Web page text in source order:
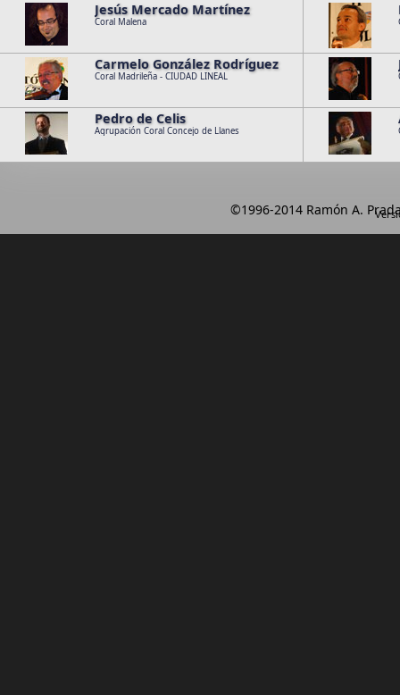
Array ( ) Array ( )
Jesús Mercado Martínez
Coral Malena
Array ( ) Array ( )
Carmelo González Rodríguez
Coral Madrileña - CIUDAD LINEAL
Array ( ) Array ( )
Pedro de Celis
Agrupación Coral Concejo de Llanes
©1996-2014 Ramón A.